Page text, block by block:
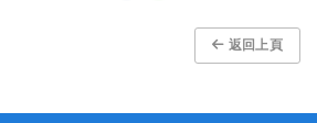
返回上頁